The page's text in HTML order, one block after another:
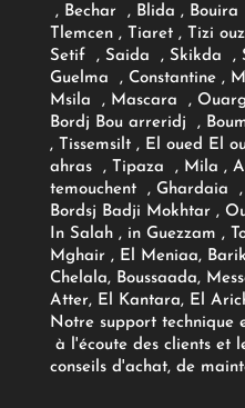
, Bechar , Blida , Bouira
Tlemcen , Tiaret , Tizi
Setif , Saida , Skikda ,
Guelma , Constantine ,
Msila , Mascara ,
Bordj Bou arreridj ,
, Tissemsilt , El oued El
ahras , Tipaza , Mila ,
temouchent , Ghardaia ,
Bordsj Badji Mokhtar ,
In Salah , in Guezzam ,
Mghair , El Meniaa,
Chelala, Boussaada,
Atter, El Kantara, El
Notre support technique
à l'écoute des clients et
conseils d'achat, de